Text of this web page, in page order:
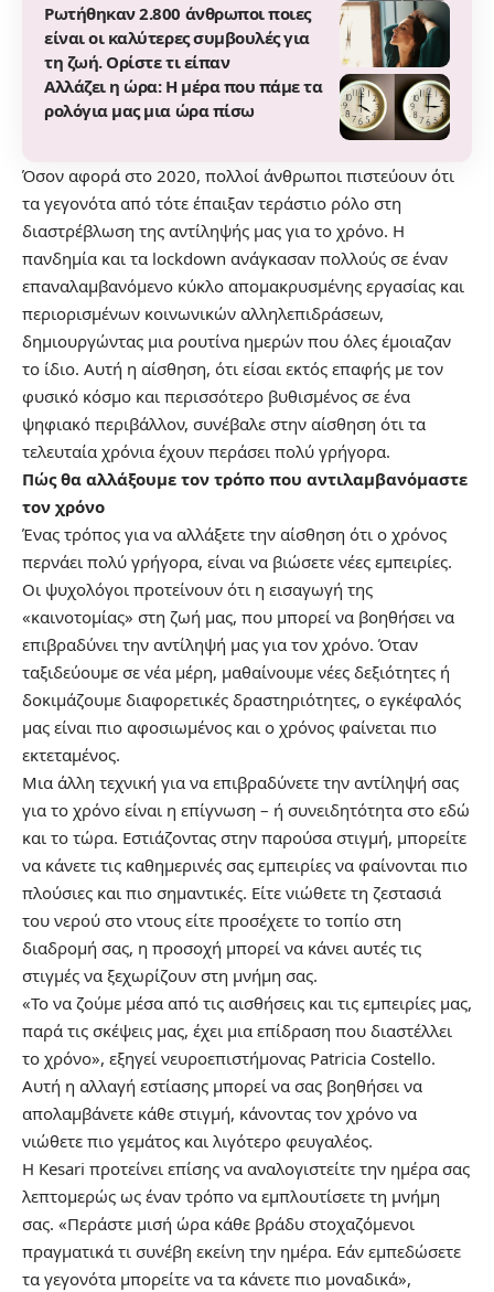
Ρωτήθηκαν 2.800 άνθρωποι ποιες
είναι οι καλύτερες συμβουλές για
τη ζωή. Ορίστε τι είπαν
Αλλάζει η ώρα: Η μέρα που πάμε τα
ρολόγια μας μια ώρα πίσω
Όσον αφορά στο 2020, πολλοί άνθρωποι πιστεύουν ότι
τα γεγονότα από τότε έπαιξαν τεράστιο ρόλο στη
διαστρέβλωση της αντίληψής μας για το χρόνο. Η
πανδημία και τα lockdown ανάγκασαν πολλούς σε έναν
επαναλαμβανόμενο κύκλο απομακρυσμένης εργασίας και
περιορισμένων κοινωνικών αλληλεπιδράσεων,
δημιουργώντας μια ρουτίνα ημερών που όλες έμοιαζαν
το ίδιο. Αυτή η αίσθηση, ότι είσαι εκτός επαφής με τον
φυσικό κόσμο και περισσότερο βυθισμένος σε ένα
ψηφιακό περιβάλλον, συνέβαλε στην αίσθηση ότι τα
τελευταία χρόνια έχουν περάσει πολύ γρήγορα.
Πώς θα αλλάξουμε τον τρόπο που αντιλαμβανόμαστε
τον χρόνο
Ένας τρόπος για να αλλάξετε την αίσθηση ότι ο χρόνος
περνάει πολύ γρήγορα, είναι να βιώσετε νέες εμπειρίες.
Οι ψυχολόγοι προτείνουν ότι η εισαγωγή της
«καινοτομίας» στη ζωή μας, που μπορεί να βοηθήσει να
επιβραδύνει την αντίληψή μας για τον χρόνο. Όταν
ταξιδεύουμε σε νέα μέρη, μαθαίνουμε νέες δεξιότητες ή
δοκιμάζουμε διαφορετικές δραστηριότητες, ο εγκέφαλός
μας είναι πιο αφοσιωμένος και ο χρόνος φαίνεται πιο
εκτεταμένος.
Μια άλλη τεχνική για να επιβραδύνετε την αντίληψή σας
για το χρόνο είναι η επίγνωση – ή συνειδητότητα στο εδώ
και το τώρα. Εστιάζοντας στην παρούσα στιγμή, μπορείτε
να κάνετε τις καθημερινές σας εμπειρίες να φαίνονται πιο
πλούσιες και πιο σημαντικές. Είτε νιώθετε τη ζεστασιά
του νερού στο ντους είτε προσέχετε το τοπίο στη
διαδρομή σας, η προσοχή μπορεί να κάνει αυτές τις
στιγμές να ξεχωρίζουν στη μνήμη σας.
«Το να ζούμε μέσα από τις αισθήσεις και τις εμπειρίες μας,
παρά τις σκέψεις μας, έχει μια επίδραση που διαστέλλει
το χρόνο», εξηγεί νευροεπιστήμονας Patricia Costello.
Αυτή η αλλαγή εστίασης μπορεί να σας βοηθήσει να
απολαμβάνετε κάθε στιγμή, κάνοντας τον χρόνο να
νιώθετε πιο γεμάτος και λιγότερο φευγαλέος.
Η Kesari προτείνει επίσης να αναλογιστείτε την ημέρα σας
λεπτομερώς ως έναν τρόπο να εμπλουτίσετε τη μνήμη
σας. «Περάστε μισή ώρα κάθε βράδυ στοχαζόμενοι
πραγματικά τι συνέβη εκείνη την ημέρα. Εάν εμπεδώσετε
τα γεγονότα μπορείτε να τα κάνετε πιο μοναδικά»,